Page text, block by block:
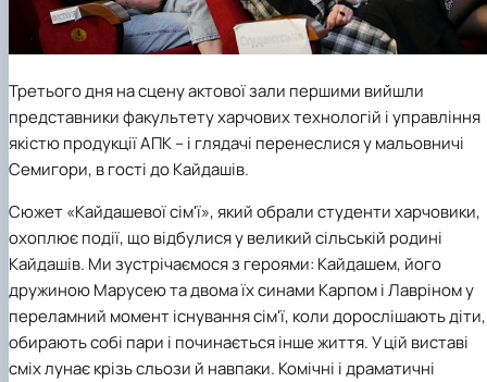
Третього дня на сцену актової зали першими вийшли
представники факультетухарчових технологій і управління
якістюпродукції АПК – і глядачі перенеслися у мальовничі
Семигори, в гості до Кайдашів.
Сюжет «Кайдашевої сім'ї», який обрали студенти харчовики,
охоплює події, що відбулися у великий сільській родині
Кайдашів. Ми зустрічаємося з героями: Кайдашем, його
дружиною Марусею та двома їх синами Карпом і Лавріном у
переламний момент існування сім'ї, коли дорослішають діти,
обирають собі пари і починається інше життя. У цій виставі
сміх лунає крізь сльози й навпаки. Комічні і драматичні